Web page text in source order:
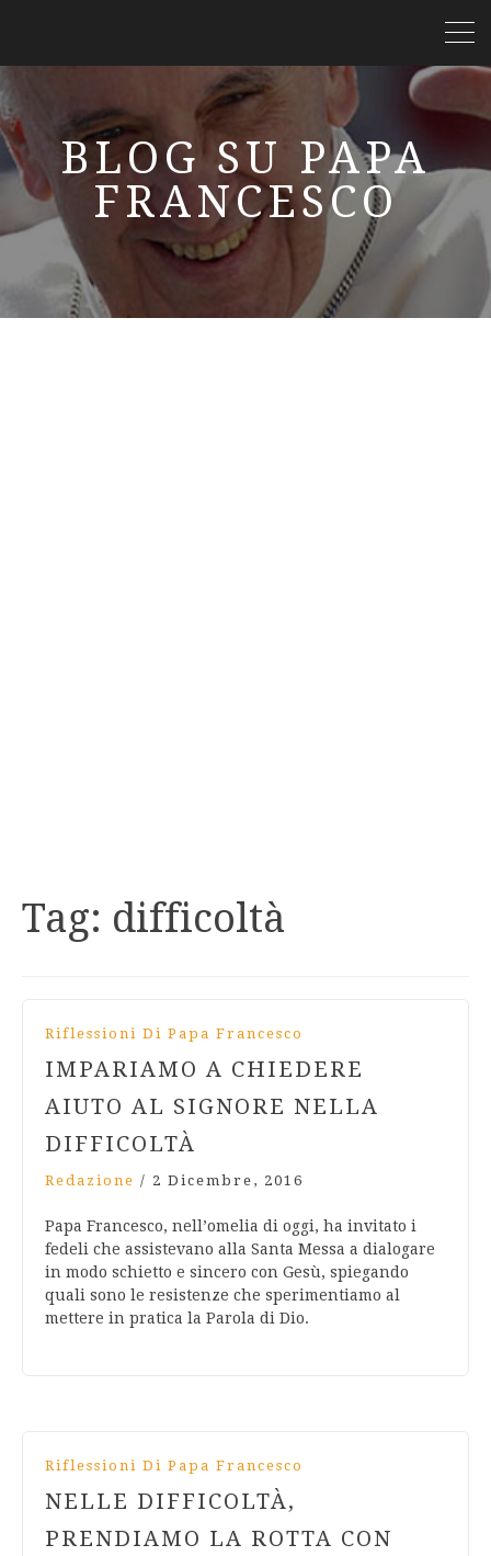
BLOG SU PAPA
FRANCESCO
Tag: difficoltà
Riflessioni Di Papa Francesco
IMPARIAMO A CHIEDERE
AIUTO AL SIGNORE NELLA
DIFFICOLTÀ
Redazione / 2 Dicembre, 2016
Papa Francesco, nell’omelia di oggi, ha invitato i
fedeli che assistevano alla Santa Messa a dialogare
in modo schietto e sincero con Gesù, spiegando
quali sono le resistenze che sperimentiamo al
mettere in pratica la Parola di Dio.
Riflessioni Di Papa Francesco
NELLE DIFFICOLTÀ,
PRENDIAMO LA ROTTA CON